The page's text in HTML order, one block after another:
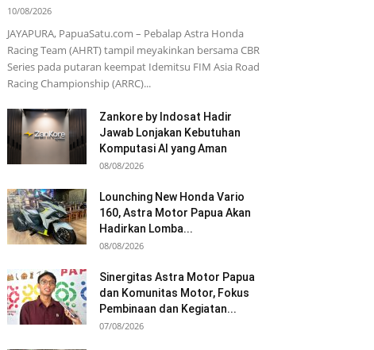
10/08/2026
JAYAPURA, PapuaSatu.com – Pebalap Astra Honda
Racing Team (AHRT) tampil meyakinkan bersama CBR
Series pada putaran keempat Idemitsu FIM Asia Road
Racing Championship (ARRC)...
Zankore by Indosat Hadir
Jawab Lonjakan Kebutuhan
Komputasi AI yang Aman
08/08/2026
Lounching New Honda Vario
160, Astra Motor Papua Akan
Hadirkan Lomba...
08/08/2026
Sinergitas Astra Motor Papua
dan Komunitas Motor, Fokus
Pembinaan dan Kegiatan...
07/08/2026